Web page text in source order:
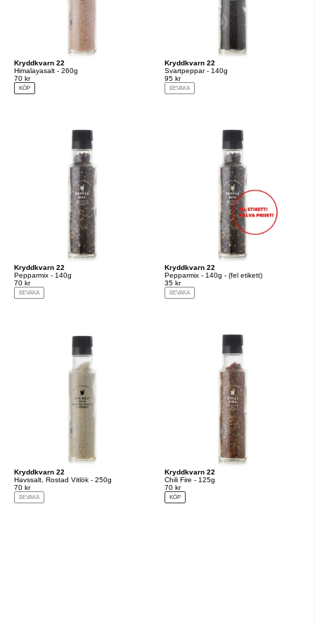
Kryddkvarn 22
Himalayasalt - 260g
70 kr
KÖP
Kryddkvarn 22
Svartpeppar - 140g
95 kr
BEVAKA
Kryddkvarn 22
Pepparmix - 140g
70 kr
BEVAKA
Kryddkvarn 22
Pepparmix - 140g - (fel etikett)
35 kr
BEVAKA
Kryddkvarn 22
Havssalt, Rostad Vitlök - 250g
70 kr
BEVAKA
Kryddkvarn 22
Chili Fire - 125g
70 kr
KÖP